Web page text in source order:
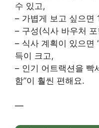
수 있고,
– 가볍게 보고 싶으면
– 구성(식사 바우처
– 식사 계획이 있으면
득이 크고,
– 인기 어트랙션을 빡
함”이 훨씬 편해요.
—